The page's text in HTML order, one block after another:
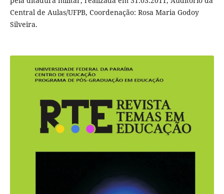
Central de Aulas/UFPB, Coordenação: Rosa Maria Godoy
Silveira.